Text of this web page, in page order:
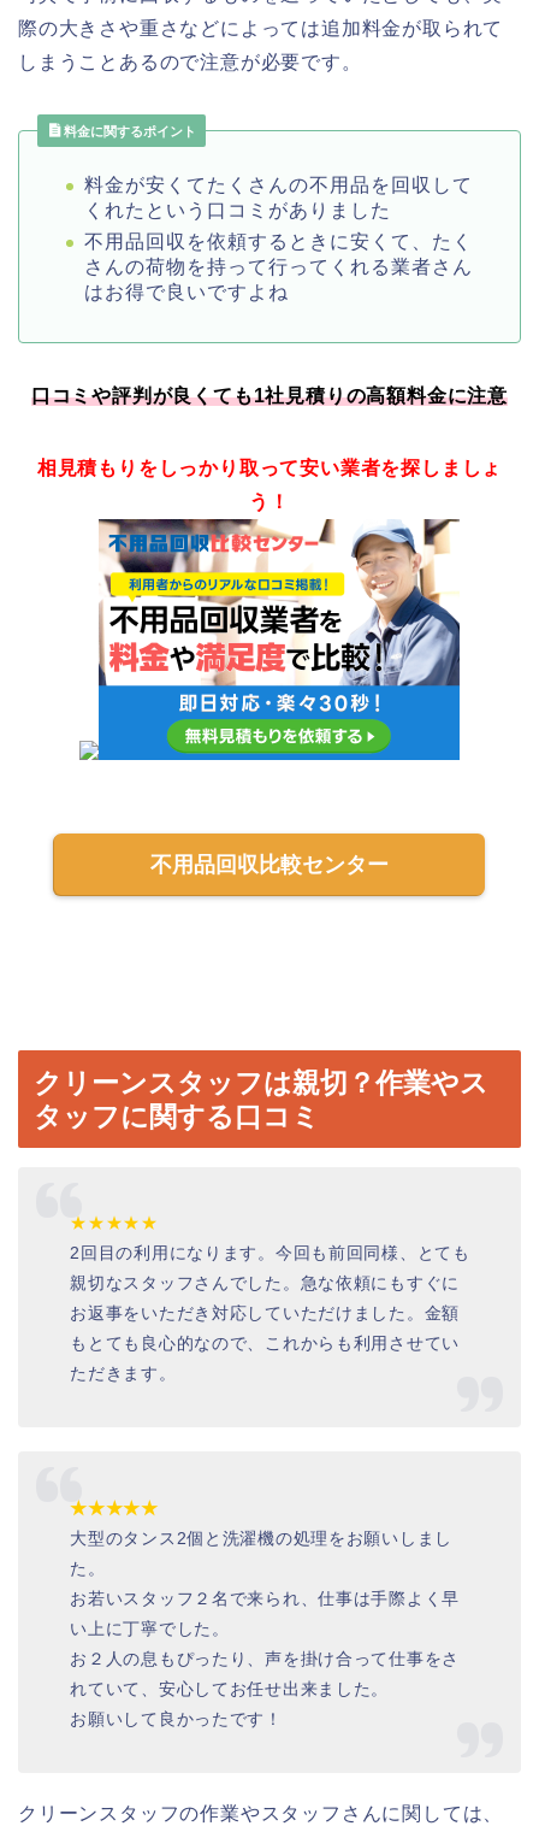
際の大きさや重さなどによっては追加料金が取られて
しまうことあるので注意が必要です。
料金に関するポイント
料金が安くてたくさんの不用品を回収して
くれたという口コミがありました
不用品回収を依頼するときに安くて、たく
さんの荷物を持って行ってくれる業者さん
はお得で良いですよね
口コミや評判が良くても1社見積りの高額料金に注意
相見積もりをしっかり取って安い業者を探しましょ
う！
不用品回収比較センター
クリーンスタッフは親切？作業やス
タッフに関する口コミ
★★★★★
2回目の利用になります。今回も前回同様、とても
親切なスタッフさんでした。急な依頼にもすぐに
お返事をいただき対応していただけました。金額
もとても良心的なので、これからも利用させてい
ただきます。
★★★★★
大型のタンス2個と洗濯機の処理をお願いしまし
た。
お若いスタッフ２名で来られ、仕事は手際よく早
い上に丁寧でした。
お２人の息もぴったり、声を掛け合って仕事をさ
れていて、安心してお任せ出来ました。
お願いして良かったです！
クリーンスタッフの作業やスタッフさんに関しては、